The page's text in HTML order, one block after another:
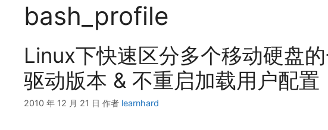
bash_profile
Linux下快速区分多个移动硬盘
驱动版本 & 不重启加载用户配置
2010 年 12 月 21 日 作者 learnhard